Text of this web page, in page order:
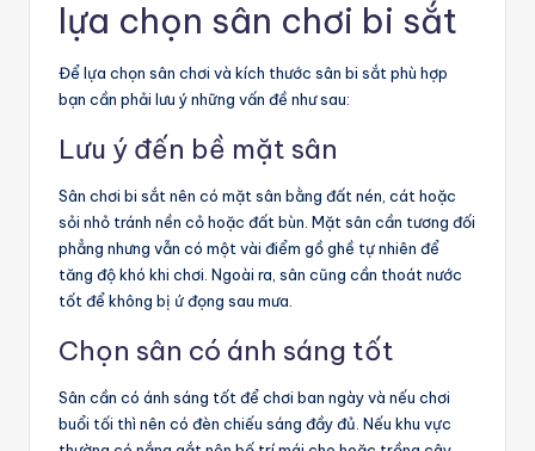
lựa chọn sân chơi bi sắt
Để lựa chọn sân chơi và kích thước sân bi sắt phù hợp
bạn cần phải lưu ý những vấn đề như sau:
Lưu ý đến bề mặt sân
Sân chơi bi sắt nên có mặt sân bằng đất nén, cát hoặc
sỏi nhỏ tránh nền cỏ hoặc đất bùn. Mặt sân cần tương đối
phẳng nhưng vẫn có một vài điểm gồ ghề tự nhiên để
tăng độ khó khi chơi. Ngoài ra, sân cũng cần thoát nước
tốt để không bị ứ đọng sau mưa.
Chọn sân có ánh sáng tốt
Sân cần có ánh sáng tốt để chơi ban ngày và nếu chơi
buổi tối thì nên có đèn chiếu sáng đầy đủ. Nếu khu vực